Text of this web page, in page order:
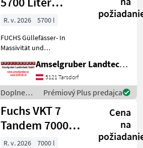
Einachs
R. v. 2026
5700 l
FUCHS Güllefässer- In
Massivität und
(Stärkste Materialstärken +
Beste Materialen und Beste
Komponenten der
führenden TOP Hersteller!)
Sei
Amselgruber Landtechnik GmbH
5121 Tarsdorf
Doplnenie
živin a
polievanie
/ Fuchs
Prémiový Plus predajca
Fuchs VKT 7
Tandem 7000
liter
Cena
na
R. v. 2026
7000 l